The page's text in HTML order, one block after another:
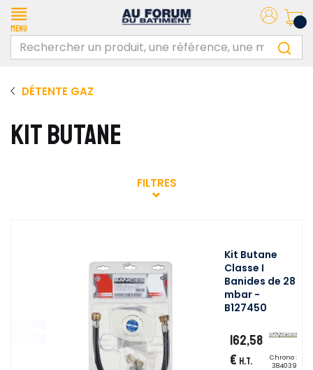
Menu
DÉTENTE GAZ
KIT BUTANE
FILTRES
Kit Butane
Classe I
Banides de 28
mbar -
B127450
162,58
€ H.T.
Chrono :
384039